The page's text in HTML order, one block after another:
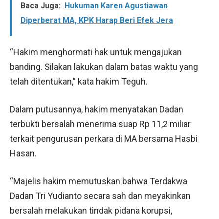
Baca Juga: Hukuman Karen Agustiawan
Diperberat MA, KPK Harap Beri Efek Jera
“Hakim menghormati hak untuk mengajukan
banding. Silakan lakukan dalam batas waktu yang
telah ditentukan,” kata hakim Teguh.
Dalam putusannya, hakim menyatakan Dadan
terbukti bersalah menerima suap Rp 11,2 miliar
terkait pengurusan perkara di MA bersama Hasbi
Hasan.
“Majelis hakim memutuskan bahwa Terdakwa
Dadan Tri Yudianto secara sah dan meyakinkan
bersalah melakukan tindak pidana korupsi,